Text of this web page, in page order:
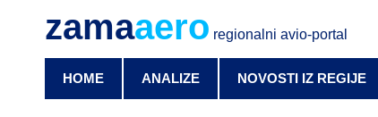
zamaaero regionalni avio-portal
HOME ANALIZE NOVOSTI IZ REGIJE